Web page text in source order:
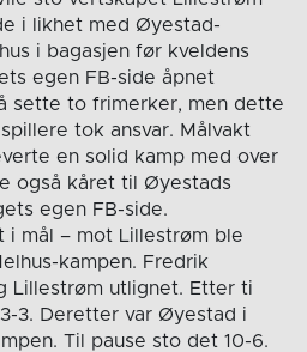
i likhet med Øyestad-
i bagasjen før kveldens
egen FB-side åpnet
sette to frimerker, men dette
tok ansvar. Målvakt
en solid kamp med over
også kåret til Øyestads
egen FB-side.
i mål – mot Lillestrøm ble
kampen. Fredrik
Lillestrøm utlignet. Etter ti
3. Deretter var Øyestad i
Til pause sto det 10-6.